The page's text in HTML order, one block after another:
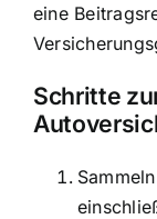
eine
Schritte